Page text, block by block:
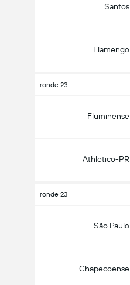
Santos
Flamengo
ronde 23
Fluminense
Athletico-PR
ronde 23
São Paulo
Chapecoense